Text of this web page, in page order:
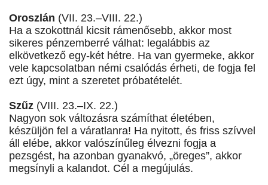
Oroszlán (VII. 23.–VIII. 22.)
Ha a szokottnál kicsit rámenősebb, akkor most
sikeres pénzemberré válhat: legalábbis az
elkövetkező egy-két hétre. Ha van gyermeke, akkor
vele kapcsolatban némi csalódás érheti, de fogja fel
ezt úgy, mint a szeretet próbatételét.
Szűz (VIII. 23.–IX. 22.)
Nagyon sok változásra számíthat életében,
készüljön fel a váratlanra! Ha nyitott, és friss szívvel
áll elébe, akkor valószínűleg élvezni fogja a
pezsgést, ha azonban gyanakvó, „öreges”, akkor
megsínyli a kalandot. Cél a megújulás.